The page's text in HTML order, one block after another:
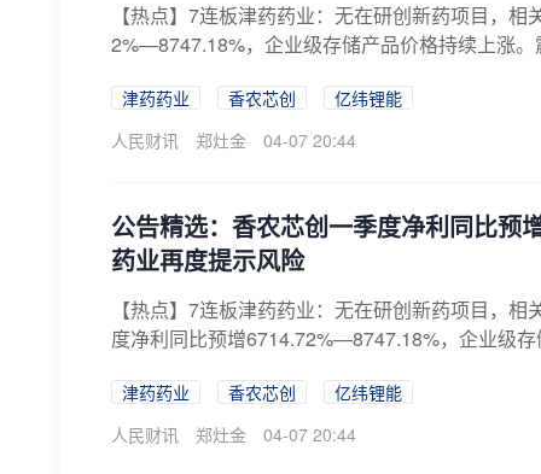
【热点】7连板津药药业：无在研创新药项目，
2%—8747.18%，企业级存储产品价格持续上涨
津药药业 香农芯创
亿纬锂能
人民财讯
郑灶金 04-07 20:44
公告精选：香农芯创一季度净利同比
药业再度提示风险
【热点】7连板津药药业：无在研创新药项目，
度净利同比预增6714.72%—8747.18%，企业级
津药药业 香农芯创
亿纬锂能
人民财讯
郑灶金 04-07 20:44